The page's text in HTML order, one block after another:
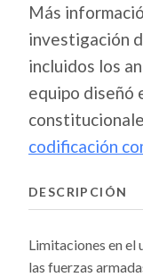
Más
investigación
incluidos los
equipo diseñó
codificación
DESCRIPCIÓN
Limitaciones en el
las fuerzas